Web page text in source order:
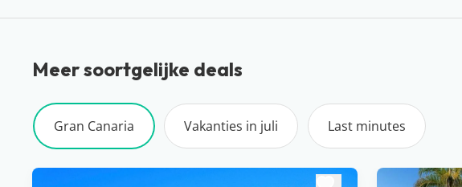
Meer soortgelijke deals
Gran Canaria Vakanties in juli Last minutes